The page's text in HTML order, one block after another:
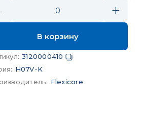
0 +
В корзину
: 3120000410
: H07V-K
: Flexicore